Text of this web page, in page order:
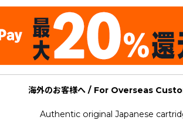
海外のお客様へ / For Overseas
Authentic original Japanese